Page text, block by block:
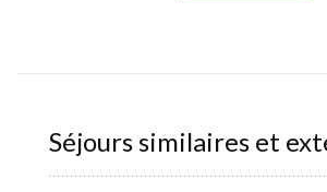
Séjours similaires et